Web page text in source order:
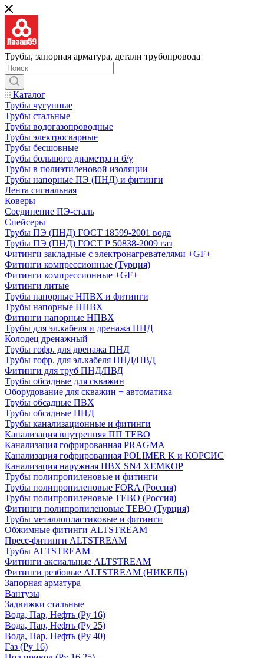
Трубы, запорная арматура, детали трубопровода
Каталог
Трубы чугунные
Трубы стальные
Трубы водогазопроводные
Трубы электросварные
Трубы бесшовные
Трубы большого диаметра и б/у
Трубы в полиэтиленовой изоляции
Трубы напорные ПЭ (ПНД) и фитинги
Лента сигнальная
Коверы
Соединение ПЭ-сталь
Спейсеры
Трубы ПЭ (ПНД) ГОСТ 18599-2001 вода
Трубы ПЭ (ПНД) ГОСТ Р 50838-2009 газ
Фитинги закладные с электронагревателями +GF+
Фитинги компрессионные (Турция)
Фитинги компрессионные +GF+
Фитинги литые
Трубы напорные НПВХ и фитинги
Трубы напорные НПВХ
Фитинги напорные НПВХ
Трубы для эл.кабеля и дренажа ПНД
Колодец дренажный
Трубы гофр. для дренажа ПНД
Трубы гофр. для эл.кабеля ПНД/ПВД
Фитинги для труб ПНД/ПВД
Трубы обсадные для скважин
Оборудование для скважин + автоматика
Трубы обсадные ПВХ
Трубы обсадные ПНД
Трубы канализационные и фитинги
Канализация внутренняя ПП TEBO
Канализация гофрированная PRAGMA
Канализация гофрированная POLIMER K и КОРСИС
Канализация наружная ПВХ SN4 ХЕМКОР
Трубы полипропиленовые и фитинги
Трубы полипропиленовые FORA (Россия)
Трубы полипропиленовые TEBO (Россия)
Фитинги полипропиленовые TEBO (Турция)
Трубы металлопластиковые и фитинги
Обжимные фитинги ALTSTREAM
Пресс-фитинги ALTSTREAM
Трубы ALTSTREAM
Фитинги аксиальные ALTSTREAM
Фитинги резбовые ALTSTREAM (НИКЕЛЬ)
Запорная арматура
Вантузы
Задвижки стальные
Вода, Пар, Нефть (Ру 16)
Вода, Пар, Нефть (Ру 25)
Вода, Пар, Нефть (Ру 40)
Газ (Ру 16)